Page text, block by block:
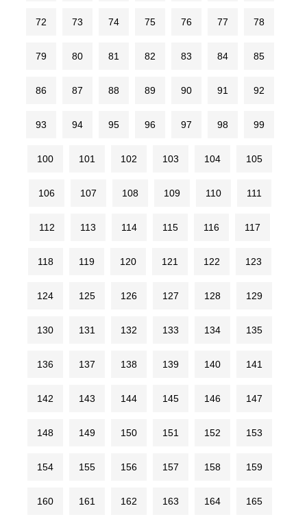
72 73 74 75 76 77 78
79 80 81 82 83 84 85
86 87 88 89 90 91 92
93 94 95 96 97 98 99
100 101 102 103 104 105
106 107 108 109 110 111
112 113 114 115 116 117
118 119 120 121 122 123
124 125 126 127 128 129
130 131 132 133 134 135
136 137 138 139 140 141
142 143 144 145 146 147
148 149 150 151 152 153
154 155 156 157 158 159
160 161 162 163 164 165